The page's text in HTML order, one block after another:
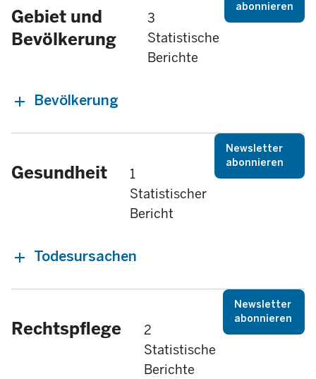
Gebiet und
Bevölkerung
3
Statistische
Berichte
abonnieren
Bevölkerung
Gesundheit
1
Statistischer
Bericht
Newsletter
abonnieren
Todesursachen
Rechtspflege
2
Statistische
Berichte
Newsletter
abonnieren